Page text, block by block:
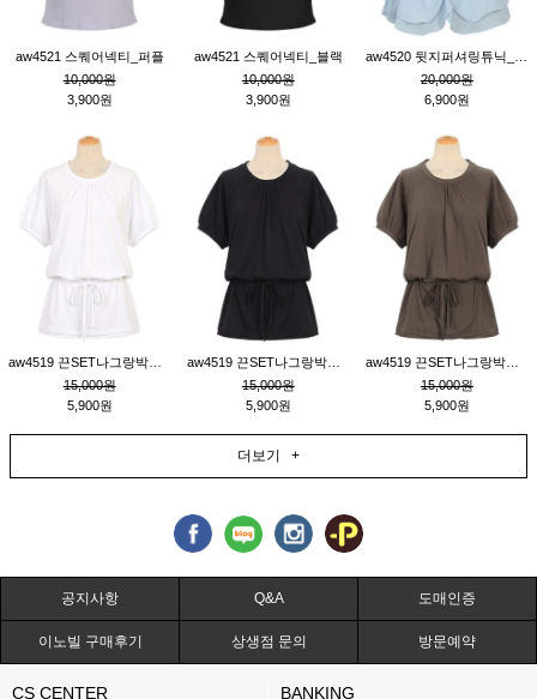
aw4521 스퀘어넥티_퍼플
10,000원
3,900원
aw4521 스퀘어넥티_블랙
10,000원
3,900원
20,000원
6,900원
15,000원
5,900원
15,000원
5,900원
15,000원
5,900원
더보기 +
공지사항 Q&A 도매인증
이노빌 구매후기 상생점 문의 방문예약
CS CENTER BANKING